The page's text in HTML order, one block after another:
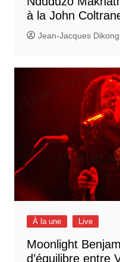
à la John
Jean-Jacques
À la une Live
Moonlight
d’équilibre entre